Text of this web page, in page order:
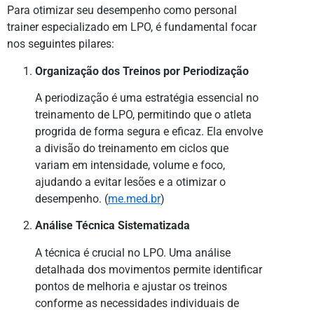
Para otimizar seu desempenho como personal
trainer especializado em LPO, é fundamental focar
nos seguintes pilares:
Organização dos Treinos por Periodização
A periodização é uma estratégia essencial no
treinamento de LPO, permitindo que o atleta
progrida de forma segura e eficaz. Ela envolve
a divisão do treinamento em ciclos que
variam em intensidade, volume e foco,
ajudando a evitar lesões e a otimizar o
desempenho. (me.med.br)
Análise Técnica Sistematizada
A técnica é crucial no LPO. Uma análise
detalhada dos movimentos permite identificar
pontos de melhoria e ajustar os treinos
conforme as necessidades individuais de